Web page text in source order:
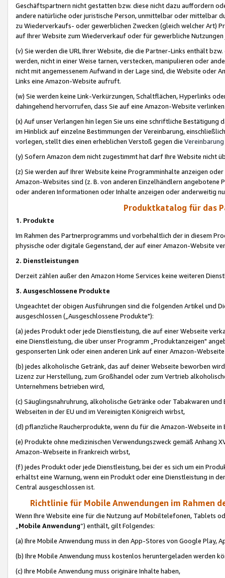
Geschäftspartnern nicht gestatten bzw. diese nicht dazu auffordern
andere natürliche oder juristische Person, unmittelbar oder mittelbar
zu Wiederverkaufs- oder gewerblichen Zwecken (gleich welcher Art)
auf Ihrer Website zum Wiederverkauf oder für gewerbliche
(v) Sie werden die URL Ihrer Website, die die Partner-Links enthält
werden, nicht in einer Weise tarnen, verstecken, manipulieren oder
nicht mit angemessenem Aufwand in der Lage sind, die Website oder
Links eine Amazon-Website aufruft.
(w) Sie werden keine Link-Verkürzungen, Schaltflächen, Hyperlinks
dahingehend hervorrufen, dass Sie auf eine Amazon-Website
(x) Auf unser Verlangen hin legen Sie uns eine schriftliche
im Hinblick auf einzelne Bestimmungen der Vereinbarung,
vorlegen, stellt dies einen erheblichen Verstoß gegen die Vereinbarung
(y) Sofern Amazon dem nicht zugestimmt hat darf Ihre Website nicht
(z) Sie werden auf Ihrer Website keine Programminhalte anzeigen
Amazon-Websites sind (z. B. von anderen Einzelhändlern
oder anderen Informationen oder Inhalte anzeigen oder anderweitig
Produktkatalog für das
1. Produkte
Im Rahmen des Partnerprogramms und vorbehaltlich der in diesem
physische oder digitale Gegenstand, der auf einer Amazon-Website
2. Dienstleistungen
Derzeit zählen außer den Amazon Home Services keine weiteren
3. Ausgeschlossene Produkte
Ungeachtet der obigen Ausführungen sind die folgenden Artikel und
ausgeschlossen („Ausgeschlossene Produkte"):
(a) jedes Produkt oder jede Dienstleistung, die auf einer Webseite
eine Dienstleistung, die über unser Programm „Produktanzeigen"
gesponserten Link oder einen anderen Link auf einer Amazon-
(b) jedes alkoholische Getränk, das auf deiner Webseite beworben
Lizenz zur Herstellung, zum Großhandel oder zum Vertrieb
Unternehmens betrieben wird,
(c) Säuglingsnahruhrung, alkoholische Getränke oder Tabakwaren
Webseiten in der EU und im Vereinigten Königreich wirbst,
(d) pflanzliche Raucherprodukte, wenn du für die Amazon-Webseite in
(e) Produkte ohne medizinischen Verwendungszweck gemäß Anhang
Amazon-Webseite in Frankreich wirbst,
(f) jedes Produkt oder jede Dienstleistung, bei der es sich um ein
erhältst eine Warnung, wenn ein Produkt oder eine Dienstleistung in
Central ausgeschlossen ist.
Richtlinie für Mobile Anwendungen im Rahmen
Wenn Ihre Website eine für die Nutzung auf Mobiltelefonen, Tablets
„Mobile Anwendung“) enthält, gilt Folgendes:
(a) Ihre Mobile Anwendung muss in den App-Stores von Google Play,
(b) Ihre Mobile Anwendung muss kostenlos heruntergeladen werden
(c) Ihre Mobile Anwendung muss originäre Inhalte haben,